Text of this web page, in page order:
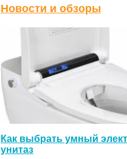
Новости и обзоры
Как выбрать умный
унитаз